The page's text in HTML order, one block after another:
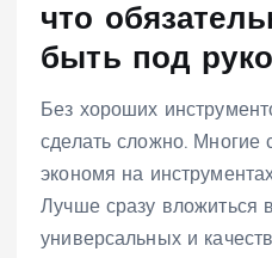
что
быть под
Без хороших
сделать сложно.
экономя на
Лучше сразу вложиться
универсальных и